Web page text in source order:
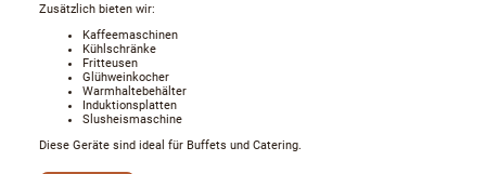
Zusätzlich bieten wir:
Kaffeemaschinen
Kühlschränke
Fritteusen
Glühweinkocher
Warmhaltebehälter
Induktionsplatten
Slusheismaschine
Diese Geräte sind ideal für Buffets und Catering.